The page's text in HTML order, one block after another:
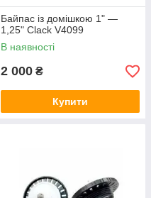
Байпас із домішкою 1" —
1,25" Clack V4099
В наявності
2 000 ₴
Купити